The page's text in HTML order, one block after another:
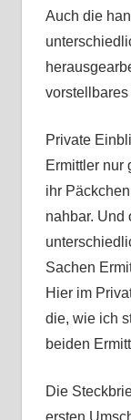
Auch die
vorstellbares
Private
Ermittler nur
ihr
nahbar. Und
Sachen
Hier im
die, wie ich
beiden
Die
ersten